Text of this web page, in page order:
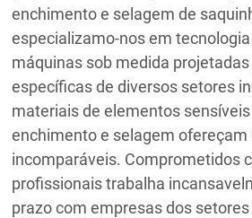
enchimento e selagem de
especializamo-nos em
máquinas sob medida
específicas de diversos setores
materiais de elementos
enchimento e selagem
incomparáveis. Comprometidos
profissionais trabalha
prazo com empresas dos